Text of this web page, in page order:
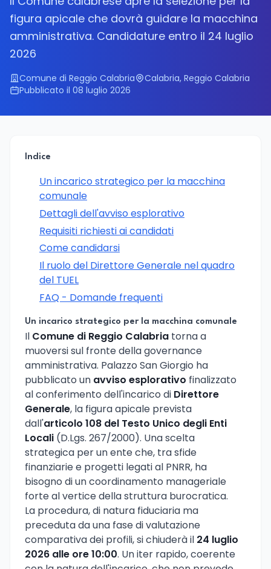
figura apicale che dovrà guidare la macchina
amministrativa. Candidature entro il 24 luglio
2026
Comune di Reggio Calabria
Calabria, Reggio Calabria
Pubblicato il 08 luglio 2026
Indice
Un incarico strategico per la macchina
comunale
Dettagli dell'avviso esplorativo
Requisiti richiesti ai candidati
Come candidarsi
Il ruolo del Direttore Generale nel quadro
del TUEL
FAQ - Domande frequenti
Un incarico strategico per la macchina comunale
Il Comune di Reggio Calabria torna a
muoversi sul fronte della governance
amministrativa. Palazzo San Giorgio ha
pubblicato un avviso esplorativo finalizzato
al conferimento dell'incarico di Direttore
Generale, la figura apicale prevista
dall'articolo 108 del Testo Unico degli Enti
Locali (D.Lgs. 267/2000). Una scelta
strategica per un ente che, tra sfide
finanziarie e progetti legati al PNRR, ha
bisogno di un coordinamento manageriale
forte al vertice della struttura burocratica.
La procedura, di natura fiduciaria ma
preceduta da una fase di valutazione
comparativa dei profili, si chiuderà il 24 luglio
2026 alle ore 10:00. Un iter rapido, coerente